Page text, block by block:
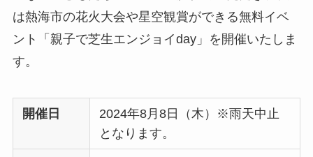
は熱海市の花火大会や星空観賞ができる無料イベ
ント「親子で芝生エンジョイday」を開催いたしま
す。
開催日
2024年8月8日（木）※雨天中止
となります。